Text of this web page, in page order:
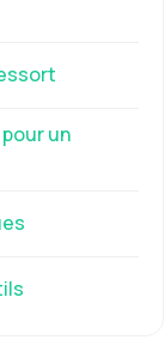
un